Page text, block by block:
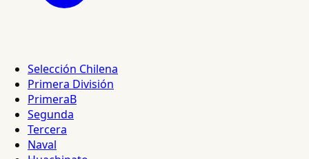
Selección Chilena
Primera División
PrimeraB
Segunda
Tercera
Naval